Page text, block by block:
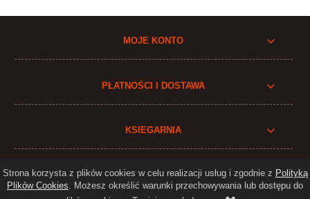
Strona korzysta z plików cookies w celu realizacji usług i zgodnie z Polityką
Plików Cookies. Możesz określić warunki przechowywania lub dostępu do
MOJE KONTO
PŁATNOŚCI I DOSTAWA
KSIEGARNIA
Realizacja: N4K.eu